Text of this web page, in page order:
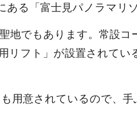
る「富士見パノラマリ
地でもあります。常設
リフト」が設置されて
用意されているので、手